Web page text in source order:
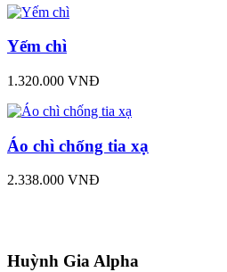
Yếm chì
1.320.000 VNĐ
Áo chì chống tia xạ
2.338.000 VNĐ
Huỳnh Gia Alpha